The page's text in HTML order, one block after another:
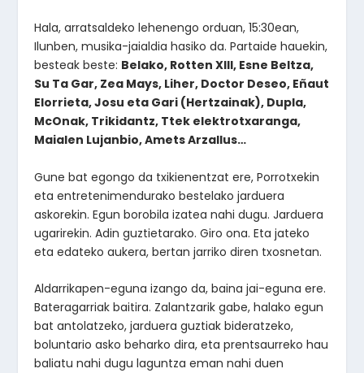
Hala, arratsaldeko lehenengo orduan, 15:30ean,
Ilunben, musika-jaialdia hasiko da. Partaide hauekin,
besteak beste: Belako, Rotten XIII, Esne Beltza,
Su Ta Gar, Zea Mays, Liher, Doctor Deseo, Eñaut
Elorrieta, Josu eta Gari (Hertzainak), Dupla,
McOnak, Trikidantz, Ttek elektrotxaranga,
Maialen Lujanbio, Amets Arzallus…
Gune bat egongo da txikienentzat ere, Porrotxekin
eta entretenimendurako bestelako jarduera
askorekin. Egun borobila izatea nahi dugu. Jarduera
ugarirekin. Adin guztietarako. Giro ona. Eta jateko
eta edateko aukera, bertan jarriko diren txosnetan.
Aldarrikapen-eguna izango da, baina jai-eguna ere.
Bateragarriak baitira. Zalantzarik gabe, halako egun
bat antolatzeko, jarduera guztiak bideratzeko,
boluntario asko beharko dira, eta prentsaurreko hau
baliatu nahi dugu laguntza eman nahi duen